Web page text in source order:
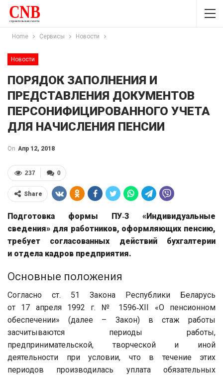
Home Сервисы Новости
Новости
ПОРЯДОК ЗАПОЛНЕНИЯ И
ПРЕДСТАВЛЕНИЯ ДОКУМЕНТОВ
ПЕРСОНИФИЦИРОВАННОГО УЧЕТА
ДЛЯ НАЧИСЛЕНИЯ ПЕНСИИ
On Апр 12, 2018
0
237
Share
Подготовка формы ПУ‑3 «Индивидуальные
сведения» для работников, оформляющих пенсию,
требует согласованных действий бухгалтерии
и отдела кадров предприятия.
Основные положения
Согласно ст. 51 Закона Республики Беларусь
от 17 апреля 1992 г. № 1596‑XII «О пенсионном
обеспечении» (далее – Закон) в стаж работы
засчитываются периоды работы,
предпринимательской, творческой и иной
деятельности при условии, что в течение этих
периодов производилась уплата обязательных